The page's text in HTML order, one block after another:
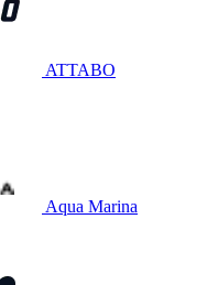
ATTABO
Aqua Marina